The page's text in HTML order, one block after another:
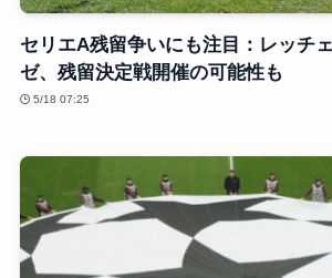
セリエA残留争いにも注目：レッチ
ゼ、残留決定戦開催の可能性も
5/18 07:25